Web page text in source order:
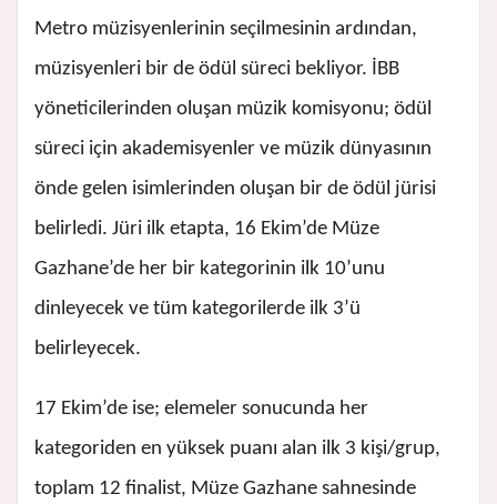
Metro müzisyenlerinin seçilmesinin ardından,
müzisyenleri bir de ödül süreci bekliyor. İBB
yöneticilerinden oluşan müzik komisyonu; ödül
süreci için akademisyenler ve müzik dünyasının
önde gelen isimlerinden oluşan bir de ödül jürisi
belirledi. Jüri ilk etapta, 16 Ekim’de Müze
Gazhane’de her bir kategorinin ilk 10’unu
dinleyecek ve tüm kategorilerde ilk 3’ü
belirleyecek.
17 Ekim’de ise; elemeler sonucunda her
kategoriden en yüksek puanı alan ilk 3 kişi/grup,
toplam 12 finalist, Müze Gazhane sahnesinde